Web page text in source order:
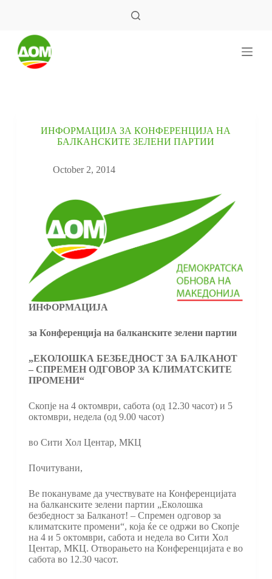
ИНФОРМАЦИЈА ЗА КОНФЕРЕНЦИЈА НА
БАЛКАНСКИТЕ ЗЕЛЕНИ ПАРТИИ
October 2, 2014
ИНФОРМАЦИЈА
за Конференција на балканските зелени партии
„ЕКОЛОШКА БЕЗБЕДНОСТ ЗА БАЛКАНОТ
– СПРЕМЕН ОДГОВОР ЗА КЛИМАТСКИТЕ
ПРОМЕНИ“
Скопје на 4 октомври, сабота (од 12.30 часот) и 5
октомври, недела (од 9.00 часот)
во Сити Хол Центар, МКЦ
Почитувани,
Ве покануваме да учествувате на Конференцијата
на балканските зелени партии „Еколошка
безбедност за Балканот! – Спремен одговор за
климатските промени“, која ќе се одржи во Скопје
на 4 и 5 октомври, сабота и недела во Сити Хол
Центар, МКЦ. Отворањето на Конференцијата е во
сабота во 12.30 часот.